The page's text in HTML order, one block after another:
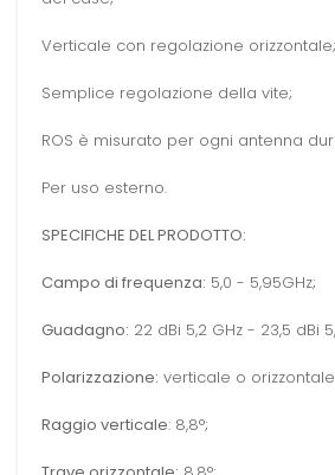
Verticale con regolazione orizzontale;
Semplice regolazione della vite;
ROS è misurato per ogni antenna
Per uso esterno.
SPECIFICHE DEL PRODOTTO:
Campo di frequenza: 5,0 - 5,95GHz;
Guadagno: 22 dBi 5,2 GHz - 23,5 dBi
Polarizzazione: verticale o
Raggio verticale: 8,8°;